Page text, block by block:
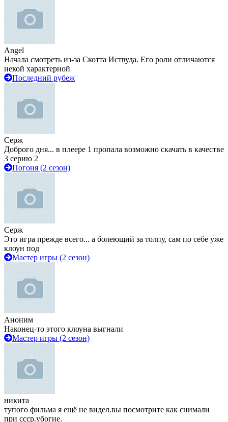
Angel
Начала смотреть из-за Скотта Иствуда. Его роли отличаются
некой характерной
Последний рубеж
Серж
Доброго дня... в плеере 1 пропала возможно скачать в качестве
3 серию 2
Погоня (2 сезон)
Серж
Это игра прежде всего... а болеющий за толпу, сам по себе уже
клоун под
Мастер игры (2 сезон)
Аноним
Наконец-то этого клоуна выгнали
Мастер игры (2 сезон)
никита
тупого фильма я ещё не видел.вы посмотрите как снимали
при ссср.убогие.